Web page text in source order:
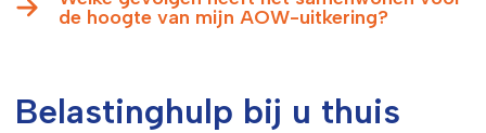
de hoogte van mijn AOW-uitkering?
Belastinghulp bij u thuis